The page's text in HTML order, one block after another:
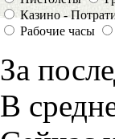
Казино -
Рабочие часы
За
В